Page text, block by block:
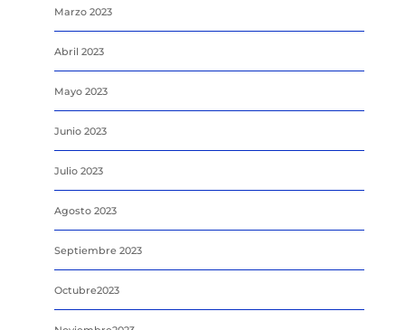
Marzo 2023
Abril 2023
Mayo 2023
Junio 2023
Julio 2023
Agosto 2023
Septiembre 2023
Octubre2023